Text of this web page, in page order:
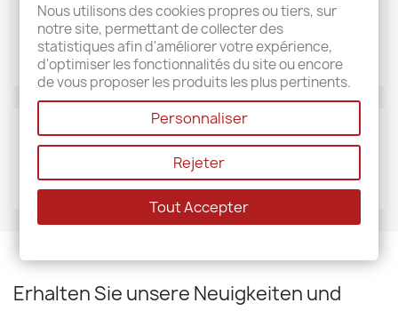
MARKEN
Sud étoffe
LIEFERANTEN
Erhalten Sie unsere Neuigkeiten und
Nous utilisons des cookies propres ou tiers, sur
notre site, permettant de collecter des
statistiques afin d'améliorer votre expérience,
d'optimiser les fonctionnalités du site ou encore
de vous proposer les produits les plus pertinents.
Personnaliser
Rejeter
Tout Accepter